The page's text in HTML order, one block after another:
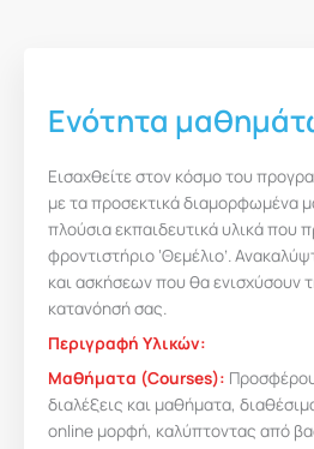
Ενότητα
Εισαχθείτε στον κόσμο του
με τα προσεκτικά διαμορφωμένα
πλούσια εκπαιδευτικά υλικά που
φροντιστήριο ‘Θεμέλιο’.
και ασκήσεων που θα ενισχύσουν
κατανόησή σας.
Περιγραφή Υλικών:
Μαθήματα (Courses):
διαλέξεις και μαθήματα,
online μορφή, καλύπτοντας από